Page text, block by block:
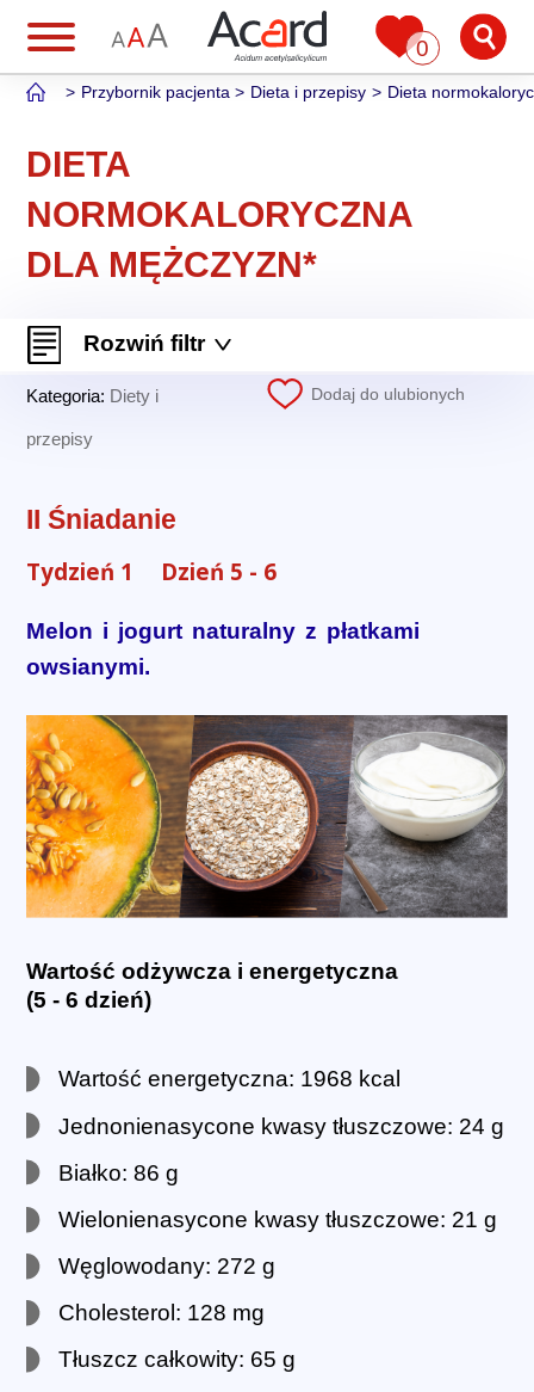
0
Przybornik pacjenta Dieta i przepisy Dieta
DIETA
NORMOKALORYCZNA
DLA MĘŻCZYZN*
Rozwiń filtr
Kategoria: Diety i
przepisy
Dodaj do ulubionych
II Śniadanie
Tydzień 1 Dzień 5 - 6
Melon i jogurt naturalny z płatkami
owsianymi.
Wartość odżywcza i energetyczna
(5 - 6 dzień)
Wartość energetyczna: 1968 kcal
Jednonienasycone kwasy tłuszczowe: 24 g
Białko: 86 g
Wielonienasycone kwasy tłuszczowe: 21 g
Węglowodany: 272 g
Cholesterol: 128 mg
Tłuszcz całkowity: 65 g